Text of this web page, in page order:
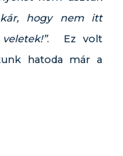
hogy nem itt
. Ez volt
hatoda már a